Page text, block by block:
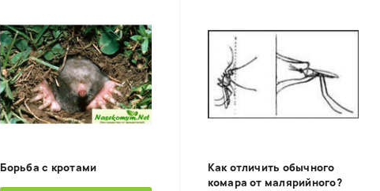
Борьба с кротами
Как отличить обычного
комара от малярийного?